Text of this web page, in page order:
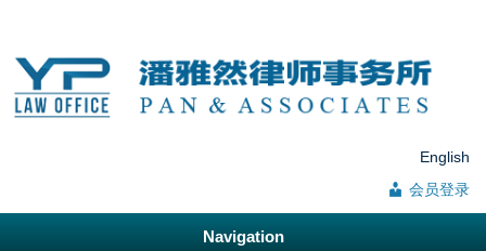
English
会员登录
Navigation